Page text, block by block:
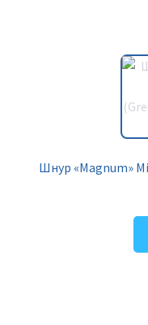
Шнур «Magnum»